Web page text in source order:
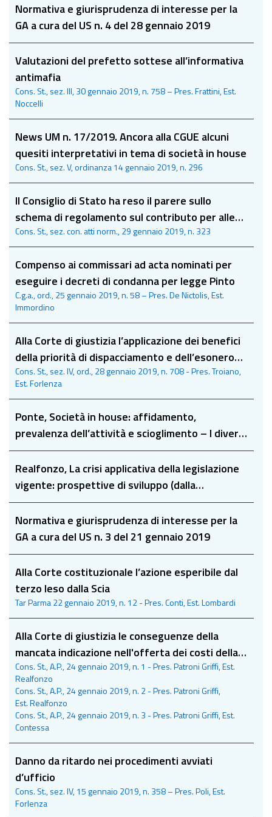
Normativa e giurisprudenza di interesse per la
GA a cura del US n. 4 del 28 gennaio 2019
Valutazioni del prefetto sottese all’informativa
antimafia
Cons. St., sez. III, 30 gennaio 2019, n. 758 – Pres. Frattini, Est.
Noccelli
News UM n. 17/2019. Ancora alla CGUE alcuni
quesiti interpretativi in tema di società in house
Cons. St., sez. V, ordinanza 14 gennaio 2019, n. 296
Il Consiglio di Stato ha reso il parere sullo
schema di regolamento sul contributo per alle
associazioni che assistono i malati oncologici
Cons. St., sez. con. atti norm., 29 gennaio 2019, n. 323
Compenso ai commissari ad acta nominati per
eseguire i decreti di condanna per legge Pinto
C.g.a., ord., 25 gennaio 2019, n. 58 – Pres. De Nictolis, Est.
Immordino
Alla Corte di giustizia l’applicazione dei benefici
della priorità di dispacciamento e dell’esonero
dei certificati verdi
Cons. St., sez. IV, ord., 28 gennaio 2019, n. 708 - Pres. Troiano,
Est. Forlenza
Ponte, Società in house: affidamento,
prevalenza dell’attività e scioglimento – I diversi
modelli di in house nel codice dei contratti e nel
T.U. delle società partecipate
Realfonzo, La crisi applicativa della legislazione
vigente: prospettive di sviluppo (dalla
“valutazione” alla “Valorizzazione della
performance”)
Normativa e giurisprudenza di interesse per la
GA a cura del US n. 3 del 21 gennaio 2019
Alla Corte costituzionale l’azione esperibile dal
terzo leso dalla Scia
Tar Parma 22 gennaio 2019, n. 12 - Pres. Conti, Est. Lombardi
Alla Corte di giustizia le conseguenze della
mancata indicazione nell'offerta dei costi della
manodopera e degli oneri di sicurezza
Cons. St., A.P., 24 gennaio 2019, n. 1 - Pres. Patroni Griffi, Est.
Realfonzo
Cons. St., A.P., 24 gennaio 2019, n. 2 - Pres. Patroni Griffi,
Est. Realfonzo
Cons. St., A.P., 24 gennaio 2019, n. 3 - Pres. Patroni Griffi, Est.
Contessa
Danno da ritardo nei procedimenti avviati
d’ufficio
Cons. St., sez. IV, 15 gennaio 2019, n. 358 – Pres. Poli, Est.
Forlenza